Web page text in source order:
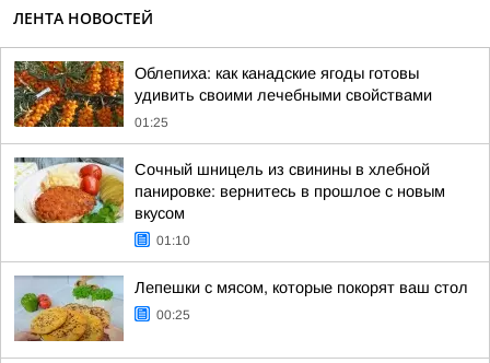
ЛЕНТА НОВОСТЕЙ
Облепиха: как канадские ягоды готовы
удивить своими лечебными свойствами
01:25
Сочный шницель из свинины в хлебной
панировке: вернитесь в прошлое с новым
вкусом
01:10
Лепешки с мясом, которые покорят ваш стол
00:25